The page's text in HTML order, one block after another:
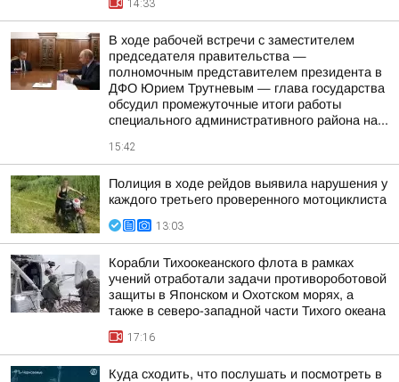
14:33
В ходе рабочей встречи с заместителем
председателя правительства —
полномочным представителем президента в
ДФО Юрием Трутневым — глава государства
обсудил промежуточные итоги работы
специального административного района на...
15:42
Полиция в ходе рейдов выявила нарушения у
каждого третьего проверенного мотоциклиста
13:03
Корабли Тихоокеанского флота в рамках
учений отработали задачи противороботовой
защиты в Японском и Охотском морях, а
также в северо-западной части Тихого океана
17:16
Куда сходить, что послушать и посмотреть в